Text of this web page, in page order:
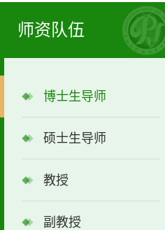
师资队伍
博士生导师
硕士生导师
教授
副教授